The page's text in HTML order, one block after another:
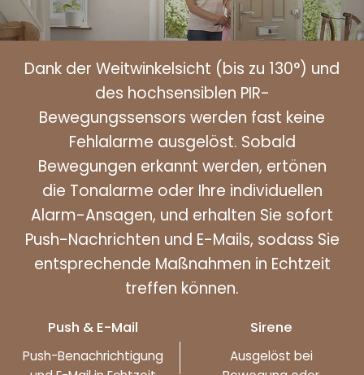
Dank der Weitwinkelsicht (bis zu 130°) und
des hochsensiblen PIR-
Bewegungssensors werden fast keine
Fehlalarme ausgelöst. Sobald
Bewegungen erkannt werden, ertönen
die Tonalarme oder Ihre individuellen
Alarm-Ansagen, und erhalten Sie sofort
Push-Nachrichten und E-Mails, sodass Sie
entsprechende Maßnahmen in Echtzeit
treffen können.
Push & E-Mail
Push-Benachrichtigung
Sirene
Ausgelöst bei